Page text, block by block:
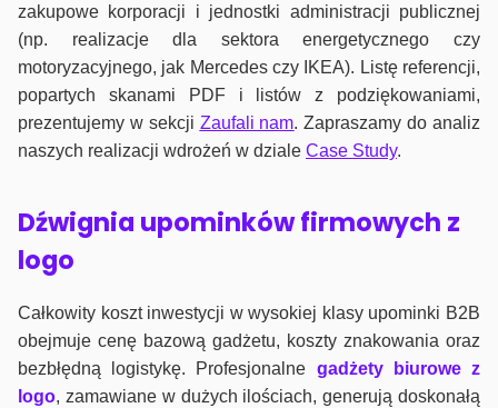
zakupowe korporacji i jednostki administracji publicznej
(np. realizacje dla sektora energetycznego czy
motoryzacyjnego, jak Mercedes czy IKEA). Listę referencji,
popartych skanami PDF i listów z podziękowaniami,
prezentujemy w sekcji Zaufali nam. Zapraszamy do analiz
naszych realizacji wdrożeń w dziale Case Study.
Dźwignia upominków firmowych z
logo
Całkowity koszt inwestycji w wysokiej klasy upominki B2B
obejmuje cenę bazową gadżetu, koszty znakowania oraz
bezbłędną logistykę. Profesjonalne gadżety biurowe z
logo, zamawiane w dużych ilościach, generują doskonałą